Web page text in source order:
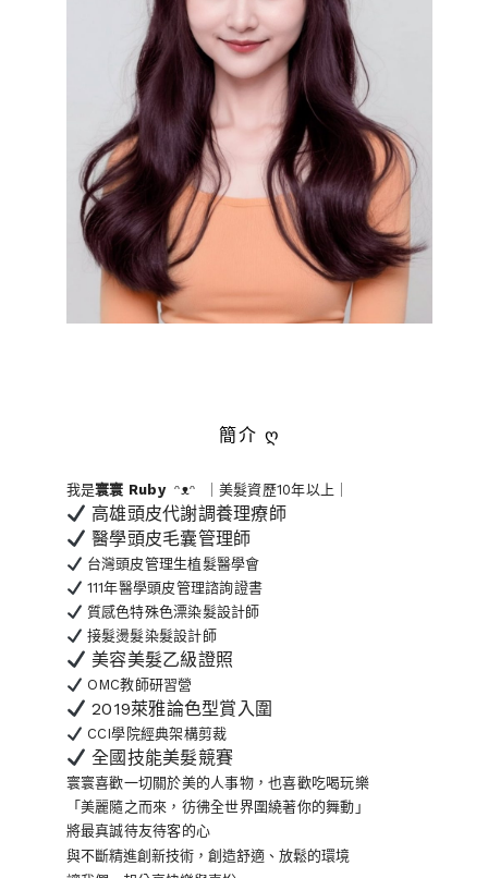
簡介 ღ
我是寰寰 Rubyᵔᴥᵔ ｜美髮資歷10年以上｜
高雄頭皮代謝調養理療師
醫學頭皮毛囊管理師
台灣頭皮管理生植髮醫學會
111年醫學頭皮管理諮詢證書
質感色特殊色漂染髮設計師
接髮燙髮染髮設計師
美容美髮乙級證照
OMC教師研習營
2019萊雅論色型賞入圍
CCI學院經典架構剪裁
全國技能美髮競賽
寰寰喜歡一切關於美的人事物，也喜歡吃喝玩樂
「美麗隨之而來，彷彿全世界圍繞著你的舞動」
將最真誠待友待客的心
與不斷精進創新技術，創造舒適、放鬆的環境